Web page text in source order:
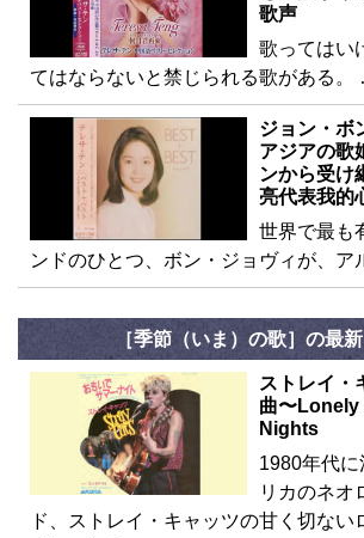
歌声
歌ってはい
てはならないと禁じられる歌がある。
ジョン・ボ
アジアの歌
ンから受け
亮代表我的
世界で最も
ンドのひとつ、ボン・ジョヴィが、ア
［季節（いま）の歌］の最
ストレイ・
曲〜
Nights
1980年代に
リカのネオ
ド、ストレイ・キャッツの甘く切ない